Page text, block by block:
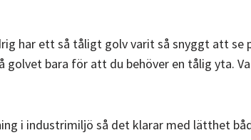
har ett så tåligt golv varit så snyggt att
bara för att du behöver en tålig yta.
i industrimiljö så det klarar med lätthet